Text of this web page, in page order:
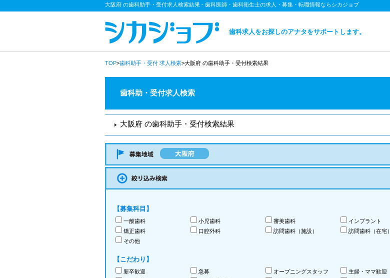
大阪府 の歯科助手・受付求人検索結果 - 歯科医師・歯科衛生士の求人・募集・転職情報ならシカジョブ
歯科求人をお探しのアナタをサポートします。
TOP>歯科助手・受付求人検索>大阪府 の歯科助手・受付検索結果
歯科助・受付求人検索
大阪府 の歯科助手・受付検索結果
【募集科目】
一般歯科 小児歯科 審美歯科
インプラント
矯正歯科
口腔外科 訪問歯科（施設）
訪問歯科（在宅）
その他
【こだわり】
新卒歓迎 急募 オープニングスタッフ
主婦・ママ歓迎